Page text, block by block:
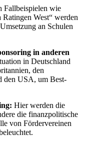
Fallbeispielen wie
West“ werden
an Schulen
in anderen
in Deutschland
den
den USA, um Best-
Hier werden die
die finanzpolitische
von Fördervereinen